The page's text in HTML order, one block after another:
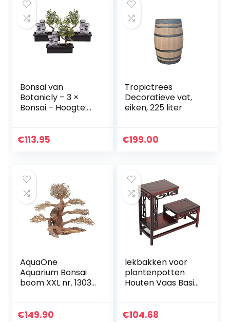
Bonsai van
Botanicly – 3 ×
Bonsai – Hoogte:
€113.95
Tropictrees
Decoratieve vat,
eiken, 225 liter
€199.00
AquaOne
Aquarium Bonsai
boom XXL nr. 13039
I Aquascaping
€149.90
lekbakken voor
plantenpotten
Houten Vaas Basis
Theepot Bracket
€104.68